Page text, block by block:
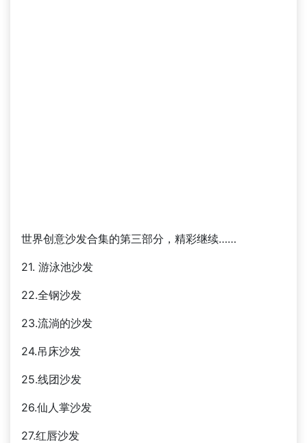
世界创意沙发合集的第三部分，精彩继续……
21. 游泳池沙发
22.全钢沙发
23.流淌的沙发
24.吊床沙发
25.线团沙发
26.仙人掌沙发
27.红唇沙发